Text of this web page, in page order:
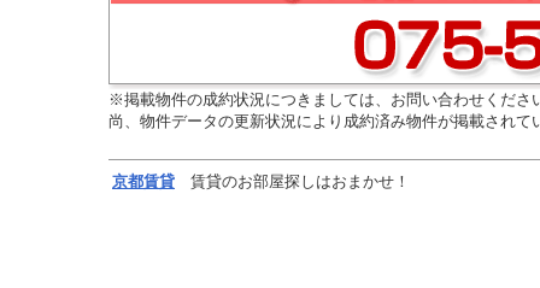
※掲載物件の成約状況につきましては、お問い合わせくださ
尚、物件データの更新状況により成約済み物件が掲載され
京都賃貸 賃貸のお部屋探しはおまかせ！